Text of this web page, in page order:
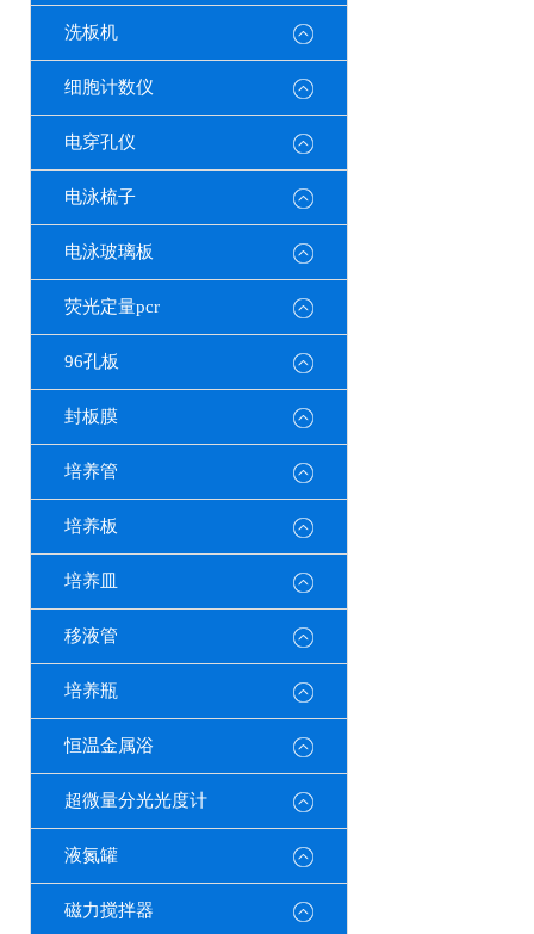
洗板机
细胞计数仪
电穿孔仪
电泳梳子
电泳玻璃板
荧光定量pcr
96孔板
封板膜
培养管
培养板
培养皿
移液管
培养瓶
恒温金属浴
超微量分光光度计
液氮罐
磁力搅拌器